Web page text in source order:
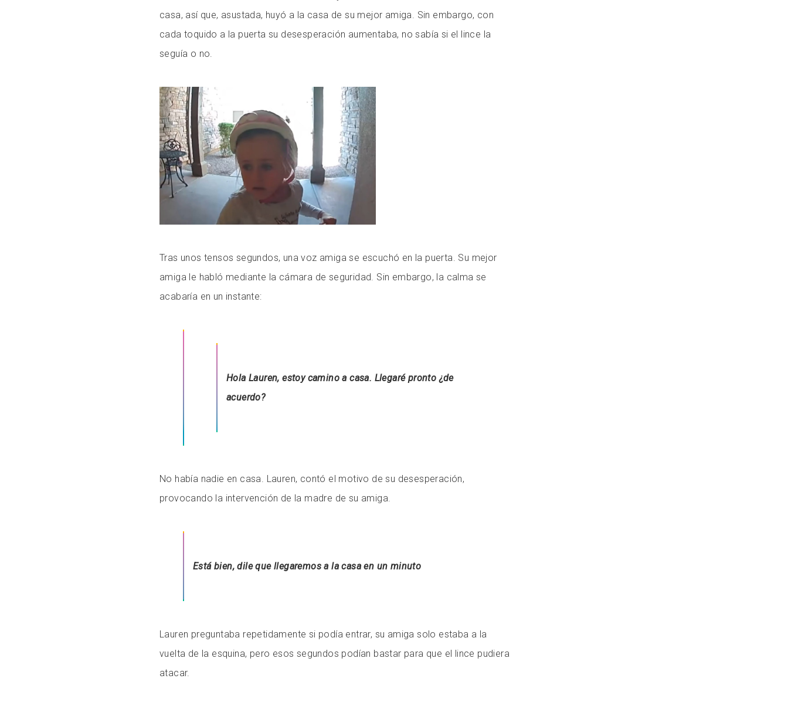
casa, así que, asustada, huyó a la casa de su mejor amiga. Sin embargo, con
cada toquido a la puerta su desesperación aumentaba, no sabía si el lince la
seguía o no.
Tras unos tensos segundos, una voz amiga se escuchó en la puerta. Su mejor
amiga le habló mediante la cámara de seguridad. Sin embargo, la calma se
acabaría en un instante:
Hola Lauren, estoy camino a casa. Llegaré pronto ¿de
acuerdo?
No había nadie en casa. Lauren, contó el motivo de su desesperación,
provocando la intervención de la madre de su amiga.
Está bien, dile que llegaremos a la casa en un minuto
Lauren preguntaba repetidamente si podía entrar, su amiga solo estaba a la
vuelta de la esquina, pero esos segundos podían bastar para que el lince pudiera
atacar.